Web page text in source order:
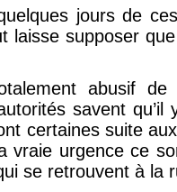
jours de
laisse supposer
abusif de
savent qu’il
certaines suite
vraie urgence ce
se retrouvent à la